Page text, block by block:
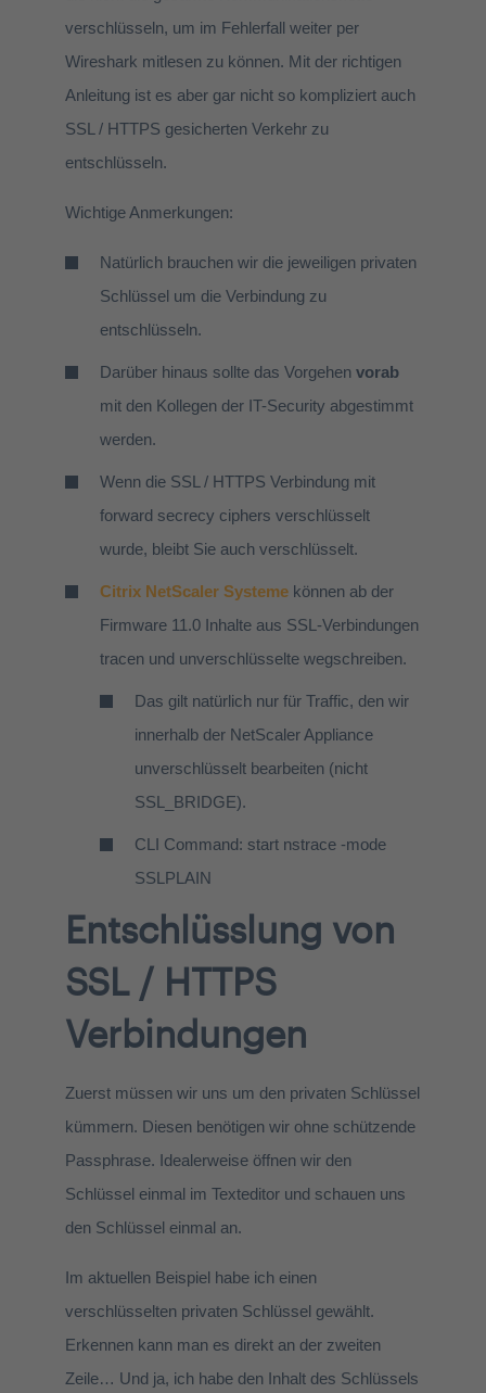
verschlüsseln, um im Fehlerfall weiter per
Wireshark mitlesen zu können. Mit der richtigen
Anleitung ist es aber gar nicht so kompliziert auch
SSL / HTTPS gesicherten Verkehr zu
entschlüsseln.
Wichtige Anmerkungen:
Natürlich brauchen wir die jeweiligen privaten
Schlüssel um die Verbindung zu
entschlüsseln.
Darüber hinaus sollte das Vorgehen vorab
mit den Kollegen der IT-Security abgestimmt
werden.
Wenn die SSL / HTTPS Verbindung mit
forward secrecy ciphers verschlüsselt
wurde, bleibt Sie auch verschlüsselt.
Citrix NetScaler Systeme können ab der
Firmware 11.0 Inhalte aus SSL-Verbindungen
tracen und unverschlüsselte wegschreiben.
Das gilt natürlich nur für Traffic, den wir
innerhalb der NetScaler Appliance
unverschlüsselt bearbeiten (nicht
SSL_BRIDGE).
CLI Command: start nstrace -mode
SSLPLAIN
Entschlüsslung von
SSL / HTTPS
Verbindungen
Zuerst müssen wir uns um den privaten Schlüssel
kümmern. Diesen benötigen wir ohne schützende
Passphrase. Idealerweise öffnen wir den
Schlüssel einmal im Texteditor und schauen uns
den Schlüssel einmal an.
Im aktuellen Beispiel habe ich einen
verschlüsselten privaten Schlüssel gewählt.
Erkennen kann man es direkt an der zweiten
Zeile… Und ja, ich habe den Inhalt des Schlüssels